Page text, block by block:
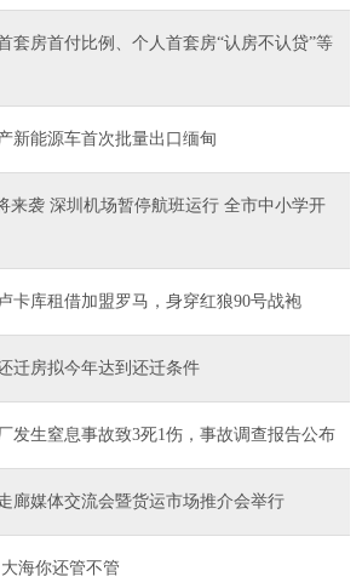
套房首付比例、个人首套房“认房不认贷”等
新能源车首次批量出口缅甸
来袭 深圳机场暂停航班运行 全市中小学开
卡库租借加盟罗马，身穿红狼90号战袍
迁房拟今年达到还迁条件
发生窒息事故致3死1伤，事故调查报告公布
廊媒体交流会暨货运市场推介会举行
海你还管不管